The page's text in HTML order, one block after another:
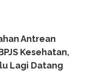
Antrean
Kesehatan,
Lagi Datang